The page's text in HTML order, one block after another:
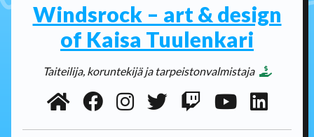
Windsrock – art & design
of Kaisa Tuulenkari
Taiteilija, koruntekijä ja tarpeistonvalmistaja